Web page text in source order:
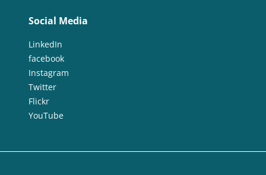
Social Media
LinkedIn
facebook
Instagram
Twitter
Flickr
YouTube